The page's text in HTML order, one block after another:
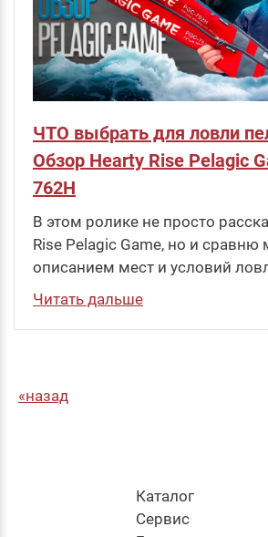
ЧТО выбрать для ловли
Обзор Hearty Rise Pelagic
762H
В этом ролике не просто
Rise Pelagic Game, но и сравню
описанием мест и условий
Читать дальше
назад
Каталог
Cервис